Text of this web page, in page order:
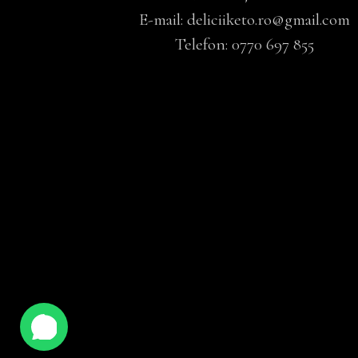
E-mail:deliciiketo.ro@gmail.com
Telefon:0770 697 855